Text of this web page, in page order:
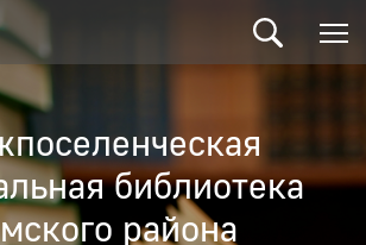
библиотека
района